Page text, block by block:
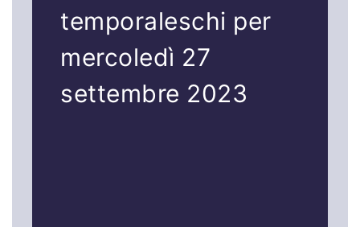
temporaleschi per
mercoledì 27
settembre 2023